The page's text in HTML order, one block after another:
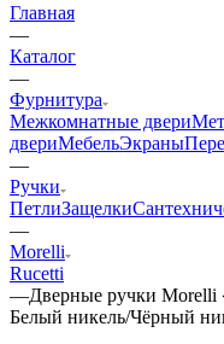
Главная
—
Каталог
—
Фурнитура
Межкомнатные двери
двериМебельЭкраны
—
Ручки
ПетлиЗащелки
—
Morelli
Rucetti
—Дверные ручки
Белый никель/Чёрный